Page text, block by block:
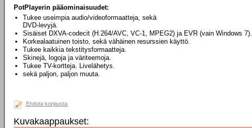
PotPlayerin pääominaisuudet:
Tukee useimpia audio/videoformaatteja, sekä
DVD-levyjä.
Sisäiset DXVA-codecit (H.264/AVC, VC-1, MPEG2) ja EVR (vain Windows 7).
Korkealaatuinen toisto, sekä vähäinen resurssien käyttö.
Tukee kaikkia tekstitysformaatteja.
Skinejä, logoja ja väriteemoja.
Tukee TV-kortteja. Livelähetys.
sekä paljon, paljon muuta.
Ehdota korjausta
Kuvakaappaukset: